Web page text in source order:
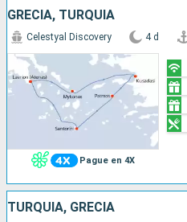
GRECIA, TURQUÍA
Pague en 4X
Celestyal Discovery 4 d
TURQUÍA, GRECIA